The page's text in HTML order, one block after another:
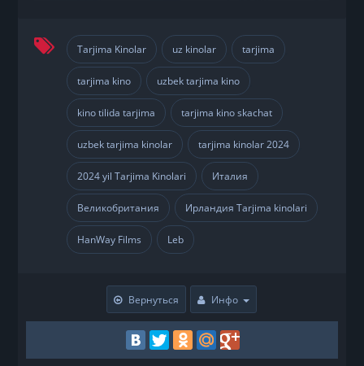
Tarjima Kinolar , uz kinolar , tarjima
tarjima kino , uzbek tarjima kino
kino tilida tarjima , tarjima kino skachat
uzbek tarjima kinolar , tarjima kinolar 2024
2024 yil Tarjima Kinolari , Италия
Великобритания , Ирландия Tarjima kinolari
HanWay Films , Leb
Вернуться Инфо